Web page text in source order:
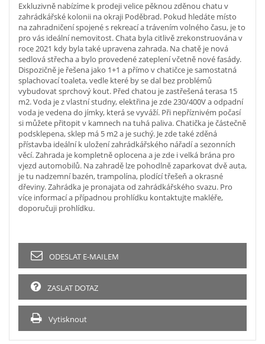
Exkluzivně nabízíme k prodeji velice pěknou zděnou chatu v
zahrádkářské kolonii na okraji Poděbrad. Pokud hledáte místo
na zahradničení spojené s rekreací a trávením volného času, je to
pro vás ideální nemovitost. Chata byla citlivě zrekonstruována v
roce 2021 kdy byla také upravena zahrada. Na chatě je nová
sedlová střecha a bylo provedené zateplení včetně nové fasády.
Dispozičně je řešena jako 1+1 a přímo v chatičce je samostatná
splachovací toaleta, vedle které by se dal bez problémů
vybudovat sprchový kout. Před chatou je zastřešená terasa 15
m2. Voda je z vlastní studny, elektřina je zde 230/400V a odpadní
voda je vedena do jímky, která se vyváží. Při nepříznivém počasí
si můžete přitopit v kamnech na tuhá paliva. Chatička je částečně
podsklepena, sklep má 5 m2 a je suchý. Je zde také zděná
přístavba ideální k uložení zahrádkářského nářadí a sezonních
věcí. Zahrada je kompletně oplocena a je zde i velká brána pro
vjezd automobilů. Na zahradě lze pohodlně zaparkovat dvě auta,
je tu nadzemní bazén, trampolína, plodící třešeň a okrasné
dřeviny. Zahrádka je pronajata od zahrádkářského svazu. Pro
více informací a případnou prohlídku kontaktujte makléře,
doporučuji prohlídku.
ODESLAT E-MAILEM
ZASLAT DOTAZ
Vytisknout